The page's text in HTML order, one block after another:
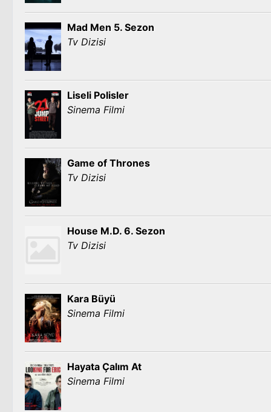
Mad Men 5. Sezon
Tv Dizisi
Liseli Polisler
Sinema Filmi
Game of Thrones
Tv Dizisi
House M.D. 6. Sezon
Tv Dizisi
Kara Büyü
Sinema Filmi
Hayata Çalım At
Sinema Filmi